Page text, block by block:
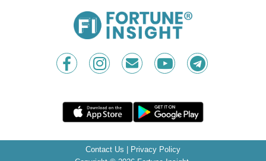
Contact Us
Privacy Policy